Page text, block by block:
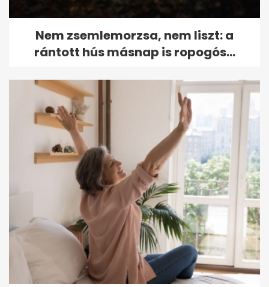
Nem zsemlemorzsa, nem liszt: a
rántott hús másnap is ropogós...